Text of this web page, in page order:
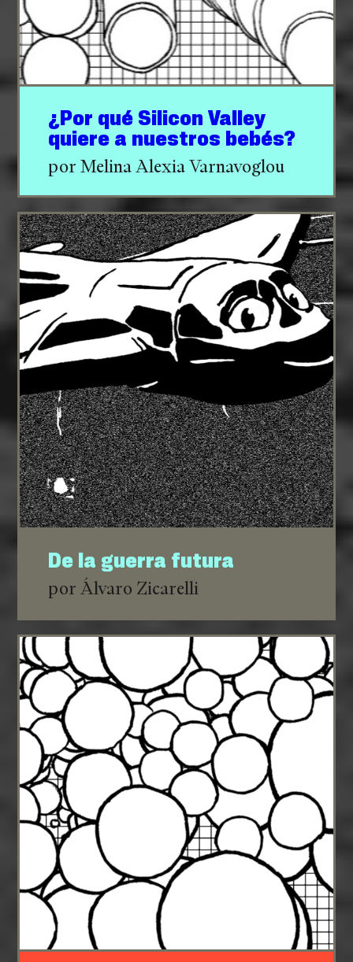
¿Por qué Silicon Valley
quiere a nuestros bebés?
por Melina Alexia Varnavoglou
De la guerra futura
por Álvaro Zicarelli